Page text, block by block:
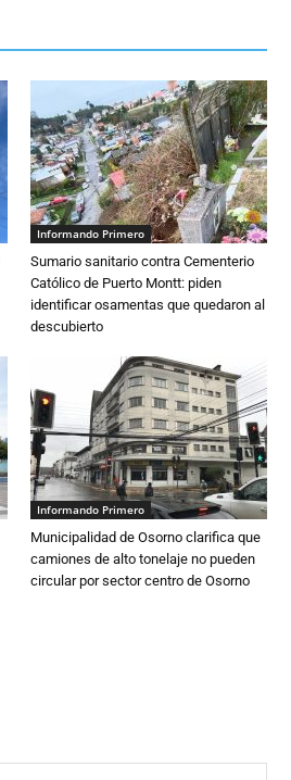
Informando Primero
Sumario sanitario contra Cementerio
Católico de Puerto Montt: piden
identificar osamentas que quedaron al
descubierto
Informando Primero
Municipalidad de Osorno clarifica que
camiones de alto tonelaje no pueden
circular por sector centro de Osorno